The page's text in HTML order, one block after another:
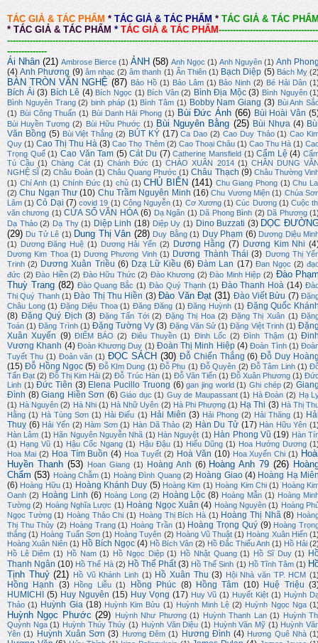
TÁC GIẢ & TÁC PHẨM * TÁC GIẢ & TÁC PHẨM * TÁC GIẢ & TÁC
* TÁC GIẢ & TÁC PHẨM * TÁC GIẢ & TÁC PHẨM-----------------------------------
--------------
Ái Nhân (21) Ambrose Bierce (1) ẢNH (58) Anh Ngọc (1) Anh Nguyên (1) Anh
(4) Anh Phương (9) âm nhạc (2) âm thanh (1) Ân Thiên (1) Bạch Diệp (5) Bách Mỵ
BÀN TRÒN VĂN NGHỆ (87) Bảo Hồ (1) Bảo Lâm (1) Bảo Ninh (2) Bé Hải Dân
Bích Ái (3) Bích Lê (4) Bích Ngọc (1) Bích Vân (2) Bình Địa Mộc (3) Bình Nguyên
Bình Nguyên Trang (2) binh pháp (1) Bình Tâm (1) Bobby Nam Giang (3) Bùi Anh
(1) Bùi Công Thuấn (1) Bùi Danh Hải Phong (1) Bùi Đức Ánh (66) Bùi Hoài Vân
Bùi Huyền Tương (2) Bùi Hữu Phước (1) Bùi Nguyên Bằng (25) Bùi Nhựa (4)
Văn Bồng (5) Bùi Việt Thắng (2) BÚT KÝ (17) Ca Dao (2) Cao Duy Thảo (1) Cao
Quy (1) Cao Thị Thu Hà (3) Cao Thọ Thêm (2) Cao Thoại Châu (1) Cao Thu Hà (1)
Trọng Quế (1) Cao Văn Tam (5) Cát Du (7) Catherine Mansfield (1) Cẩm Lệ (4)
Tú Cầu (1) Chàng Cát (1) Chánh Đức (1) CHÀO XUÂN 2014 (1) CHÂN DUNG
NGHỆ SĨ (2) Châu Đoàn (1) Châu Quang Phước (1) Châu Thạch (9) Châu Thường
(1) Chí Anh (1) Chính Đức (1) chủ (1) CHỦ BIÊN (141) Chu Giang Phong (1) Chu
(2) Chu Ngạn Thư (10) Chu Trầm Nguyên Minh (16) Chu Vương Miện (1) Chúa
Lâm (1) Cỏ Dại (7) covid 19 (1) Công Nguyễn (1) Cơ Xương (1) Cúc Dương (1) Cuộc
văn chương (1) CỬA SỔ VĂN HÓA (6) Dạ Ngân (1) Dã Phong Bình (2) Dã Phương
Dạ Thảo (2) Dạ Thy (1) Diệp Linh (18) Diệp Uy (1) Dino Buzzati (3) DỌC
(29) Du Tử Lê (1) Dung Thị Vân (28) Duy Bằng (1) Duy Phạm (6) Dương Diệu
(1)
Dương Đăng Huệ (1) Dương Hải Yến (2) Dương Hằng (7) Dương Kim Nhi
Dương Kim Thoa (1) Dương Phương Vinh (1) Dương Thành Thái (3) Dương Thị
Trinh (2) Dương Xuân Triều (6) Dzạ Lữ Kiều (6) Đàm Lan (17) Đan Ngọc (2)
đức (2) Đào Hiền (2) Đào Hữu Thức (2) Đào Khương (2) Đào Minh Hiệp (2) Đào
Thuỳ Trang (82) Đào Quang Bắc (1) Đào Quý Thạnh (1) Đào Thanh Hoà (14)
Thị Quý Thanh (1) Đào Thị Thu Hiền (3) Đào Văn Đạt (31) Đào Viết Bửu (7)
Châu Long (1) Đặng Diệu Thoa (1) Đăng Đăng (1) Đăng Huỳnh (1) Đặng Quốc
(8) Đặng Quý Địch (3) Đặng Tấn Tới (2) Đặng Thị Hoa (2) Đặng Thị Xuân (1)
Toán (1) Đăng Trình (1) Đặng Tường Vy (3) Đặng Văn Sử (1) Đặng Việt Trinh (1)
Xuân Xuyến (9) ĐIỂM BÁO (2) Điêu Thuyền (1) Đinh Lốc (2) Đình Thậm (1)
Vương Khanh (4) Đoàn Khương Duy (1) Đoàn Thị Minh Hiệp (4) Đoàn Tình (1)
Tuyết Thu (1) Đoản văn (1) ĐỌC SÁCH (30) Đỗ Chiến Thắng (6) Đỗ Duy
(15) Đỗ Hồng Ngọc (5) Đỗ KIm Dung (1) Đỗ Phu (1) Đỗ Quyên (2) Đỗ Tâm Linh (1)
Tấn Đạt (2) Đỗ Thị Kim Hải (2) Đỗ Trúc Hàn (1) Đỗ Văn Tiến (1) Đỗ Xuân Phương (1)
Linh (1) Đức Tiên (3) Elena Pucillo Truong (6) gan jing world (1) Ghi chép (2)
Đình (8) Giang Hiền Sơn (6) Giáo dục (1) Guy de Maupassant (1) Hà Đoàn (2) Hạ
(1) Hà Nguyên (2) Hà Nhi (1) Hà Nhữ Uyên (2) Hà Phi Phượng (1) Hạ Thi (3) Hà Thị
Hằng (1) Hà Tùng Sơn (1) Hải Điểu (1) Hải Miên (3) Hải Phong (2) Hải Thăng (1)
Thuỵ (6) Hải Yến (2) Hàm Sơn (1) Hàn Dã Thảo (2) Hàn Du Tử (17) Hàn Hữu Yên
Hàn Lâm (1) Hãn Nguyên Nguyễn Nhã (1) Hàn Nguyệt (1) Hàn Phong Vũ (19) Hàn
(1) Hạng Vũ (1) Hậu Cốc Ngang (1) Hậu Đậu (1) Hiếu Dũng (1) Hoa Hướng Dương
Hoa Mai (2) Hoa Tím Buồn (4) Hoa Tuyết (2) Hoà Văn (10) Hoa Xuyến Chi (1)
Huyền Thanh (53) Hoan Giang (1) Hoàng Anh (6) Hoàng Anh 79 (26)
Chẩm (53) Hoàng Chẫm (1) Hoàng Đình Quang (2) Hoàng Giao (4) Hoàng Hạ
(6) Hoàng Hữu (1) Hoàng Khánh Duy (5) Hoàng Kim (1) Hoàng Kim Chi (1) Hoàng
Oanh (2) Hoàng Linh (6) Hoàng Long (2) Hoàng Lộc (8) Hoàng Mẫn (1) Hoàng
Tường (2) Hoàng Nghĩa Lược (1) Hoàng Ngọc Xuân (4) Hoàng Nguyên (1) Hoàng
Ngọc Tường (1) Hoàng Thảo Chi (1) Hoàng Thị Bích Hà (1) Hoàng Thị Nhã (8)
Thị Thu Thủy (2) Hoàng Trang (1) Hoàng Trần (1) Hoàng Trọng Quý (9) Hoàng
thắng (1) Hoàng Tuấn Sơn (1) Hoàng Tuyên (2) Hoàng Vũ Thuật (1) Hoàng Xuân Hiến
Hoàng Xuân Niên (1) Hồ Bích Ngọc (4) Hồ Bích Vân (2) Hồ Đắc Thiếu Anh (1) Hồ Hải
Hồ Lê Diêm (1) Hồ Nam (1) Hồ Ngọc Diệp (1) Hồ Nhật Quang (1) Hồ Sĩ Duy (1)
Thanh Ngân (10) Hồ Thế Hà (2) Hồ Thế Phất (3) Hồ Thế Sinh (1) Hồ Tĩnh Tâm (1)
Tịnh Thuỷ (21) Hồ Vũ Khánh Linh (1) Hồ Xuân Thu (3) Hội Nhà văn TP. HCM
Hồng Hạnh (3) Hồng Liễu (1) Hồng Phúc (8) Hồng Tâm (10) Huệ Triệu
HUMICHI
(5) Huy Nguyên (15) Huy Vọng (17) Huy Vũ (1) Huyết Kiệt (1) Huỳnh
Thảo (1) Huỳnh Gia (18) Huỳnh Kim Bửu (1) Huỳnh Minh Lệ (2) Huỳnh Ngọc Nga
Huỳnh Ngọc Phước (29) Huỳnh Như Phương (1) Huỳnh Thanh Lan (1)
Huỳnh
Quỳnh Nga (1) Huỳnh Thúy Thúy (1) Huỳnh Văn Diệu (1) Huỳnh Văn Mỹ (1) Huỳnh
Yên (1) Huỳnh Xuân Sơn (3) Hương Đêm (1) Hương Đình (4) Hương Quê Nhà